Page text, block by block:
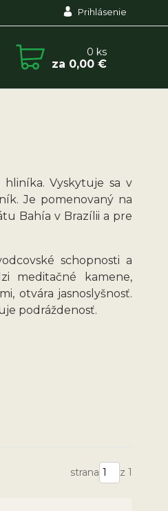
Prihlásenie
0 ks
za 0,00 €
Vyskytuje sa v
Je pomenovaný na
Bahía v Brazílii a pre
schopnosti a
meditačné kamene,
otvára jasnoslyšnosť.
podráždenosť.
strana z 1